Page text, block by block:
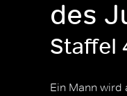
des
Staffel
Ein Mann wird